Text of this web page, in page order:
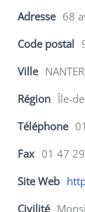
Adresse 68
Code postal
Ville
Région Île-
Téléphone
Fax 01 47
Site Web
Civilité